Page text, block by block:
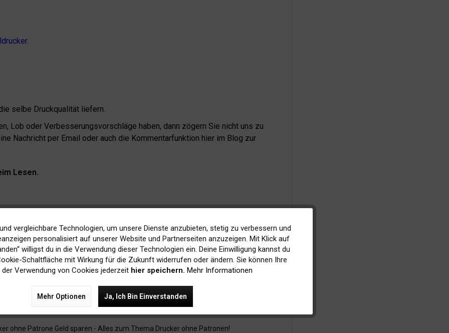
.
selbe Druckqualität liefern.
Lob oder Verbesserungsvorschläge haben, dann zögern Sie nicht uns zu
Nachricht per Email oder auch die Kommentarfunktion hier im Blog zur
Lesen.
ohne Patrone Geld sparen - Alles zum Thema Drucker ohne Patronen!
Aktiv
Inaktiv
vergleichbare Technologien, um unsere Dienste anzubieten, stetig zu verbessern und
personalisiert auf unserer Website und Partnerseiten anzuzeigen. Mit Klick auf
willigst du in die Verwendung dieser Technologien ein. Deine Einwilligung kannst du
Schaltfläche mit Wirkung für die Zukunft widerrufen oder ändern. Sie können Ihre
Verwendung von Cookies jederzeit hier speichern. Mehr Informationen
Mehr Optionen Ja, Ich Bin Einverstanden